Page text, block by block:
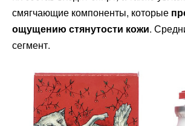
смягчающие компоненты, которые
ощущению стянутости кожи.
сегмент.